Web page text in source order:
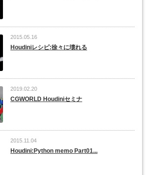
2015.05.16
Houdiniレシピ:徐々に壊れる
2019.02.20
CGWORLD Houdiniセミナ
2015.11.04
Houdini:Python memo Part01...